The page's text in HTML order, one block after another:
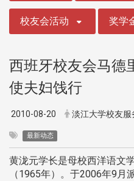
校友会活动 奖学
西班牙校友会马德
使夫妇饯行
2010-08-20 淡江大学校友
最新动态
黄泷元学长是母校西洋语文
（1965年）。于2006年9月